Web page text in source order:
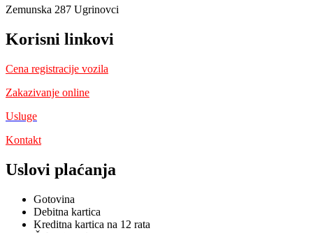
Zemunska 287 Ugrinovci
Korisni linkovi
Cena registracije vozila
Zakazivanje online
Usluge
Kontakt
Uslovi plaćanja
Gotovina
Debitna kartica
Kreditna kartica na 12 rata